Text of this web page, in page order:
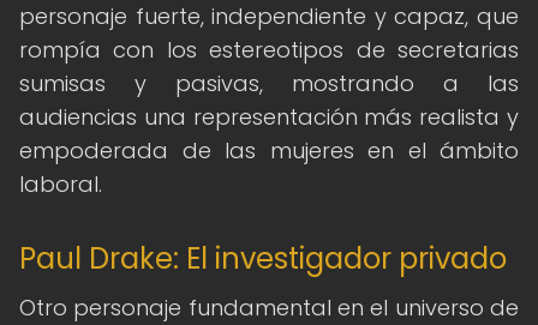
personaje fuerte, independiente y capaz, que
rompía con los estereotipos de secretarias
sumisas y pasivas, mostrando a las
audiencias una representación más realista y
empoderada de las mujeres en el ámbito
laboral.
Paul Drake: El investigador privado
Otro personaje fundamental en el universo de